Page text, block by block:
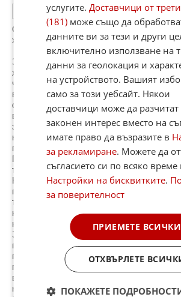
ОТГОВОР
Селският хитрец обича глупака,
хитрец.
Затова колкото повече невежество,
хитреца и толкова по-дълго той е на
че когато хитрината не мине, идва
вулгарното упражняване на властта
събудил, и който е имал дързостта да
в очите. Селският хитрец не е човека на
защото само дребните души са
не се събира с тези, които са мъдри, а с
подли и хитри.
Първата стъпка към разрухата е
ти трябва. Безразличие, предизвикано
Натрупано, повтаряно, вменено.
понякога просто така - по традиция.
трудно да надигнеш глас. Да защитиш
което вярваш. Да създадеш или да
направиш, понякога е нужно само някой
Защо в България не може да има
подобие на стачки. Първо: Защото
губят. Ние нямаме база за сравнение.
по друг начин, затова не знаем какъв
върнем. Втората причина е свързана с
като прасето във фермата. Ако ни
услугите.Доставчици от
(181) може също да
данните ви за тези и други
включително използване на
данни за геолокация и
на устройството. Вашият
само за този уебсайт. Някои
доставчици може да
законен интерес вместо на
имате право да възразите в
за рекламиране. Можете да
съгласието си по всяко време
Настройки на бисквитките.
за поверителност
ПРИЕМЕТЕ ВСИЧКИ
ОТХВЪРЛЕТЕ
ПОКАЖЕТЕ